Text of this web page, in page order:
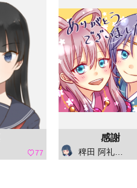
77
感謝
稗田 阿礼（ひえだ あれ）